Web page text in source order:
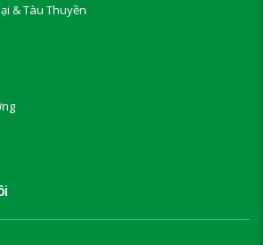
& Tàu Thuyền